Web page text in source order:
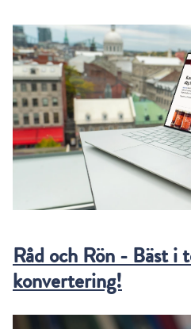
Råd och Rön - Bäst i
konvertering!